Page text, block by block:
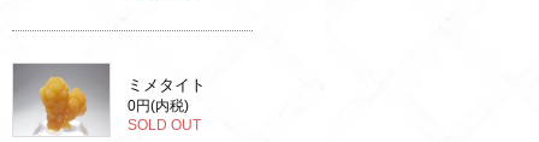
ミメタイト
0円(内税)
SOLD OUT